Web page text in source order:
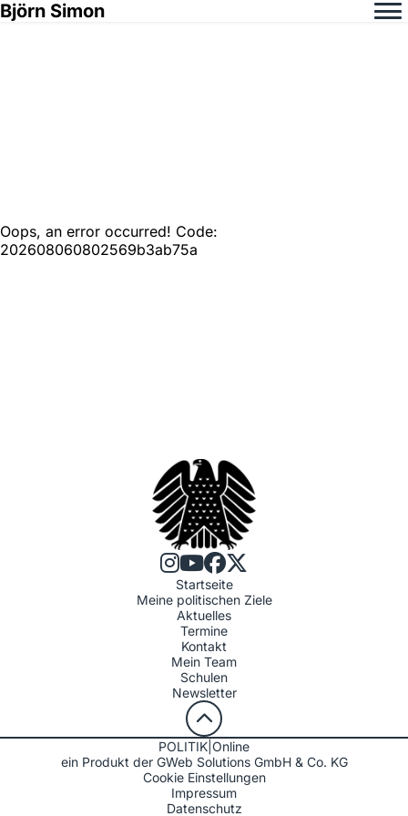
Björn Simon
Oops, an error occurred! Code:
202608060802569b3ab75a
Startseite
Meine politischen Ziele
Aktuelles
Termine
Kontakt
Mein Team
Schulen
Newsletter
POLITIK|Online
ein Produkt der GWeb Solutions GmbH & Co. KG
Cookie Einstellungen
Impressum
Datenschutz